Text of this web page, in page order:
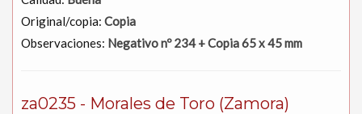
Original/copia: Copia
Observaciones: Negativo nº 234 + Copia 65 x 45 mm
za0235 - Morales de Toro (Zamora)